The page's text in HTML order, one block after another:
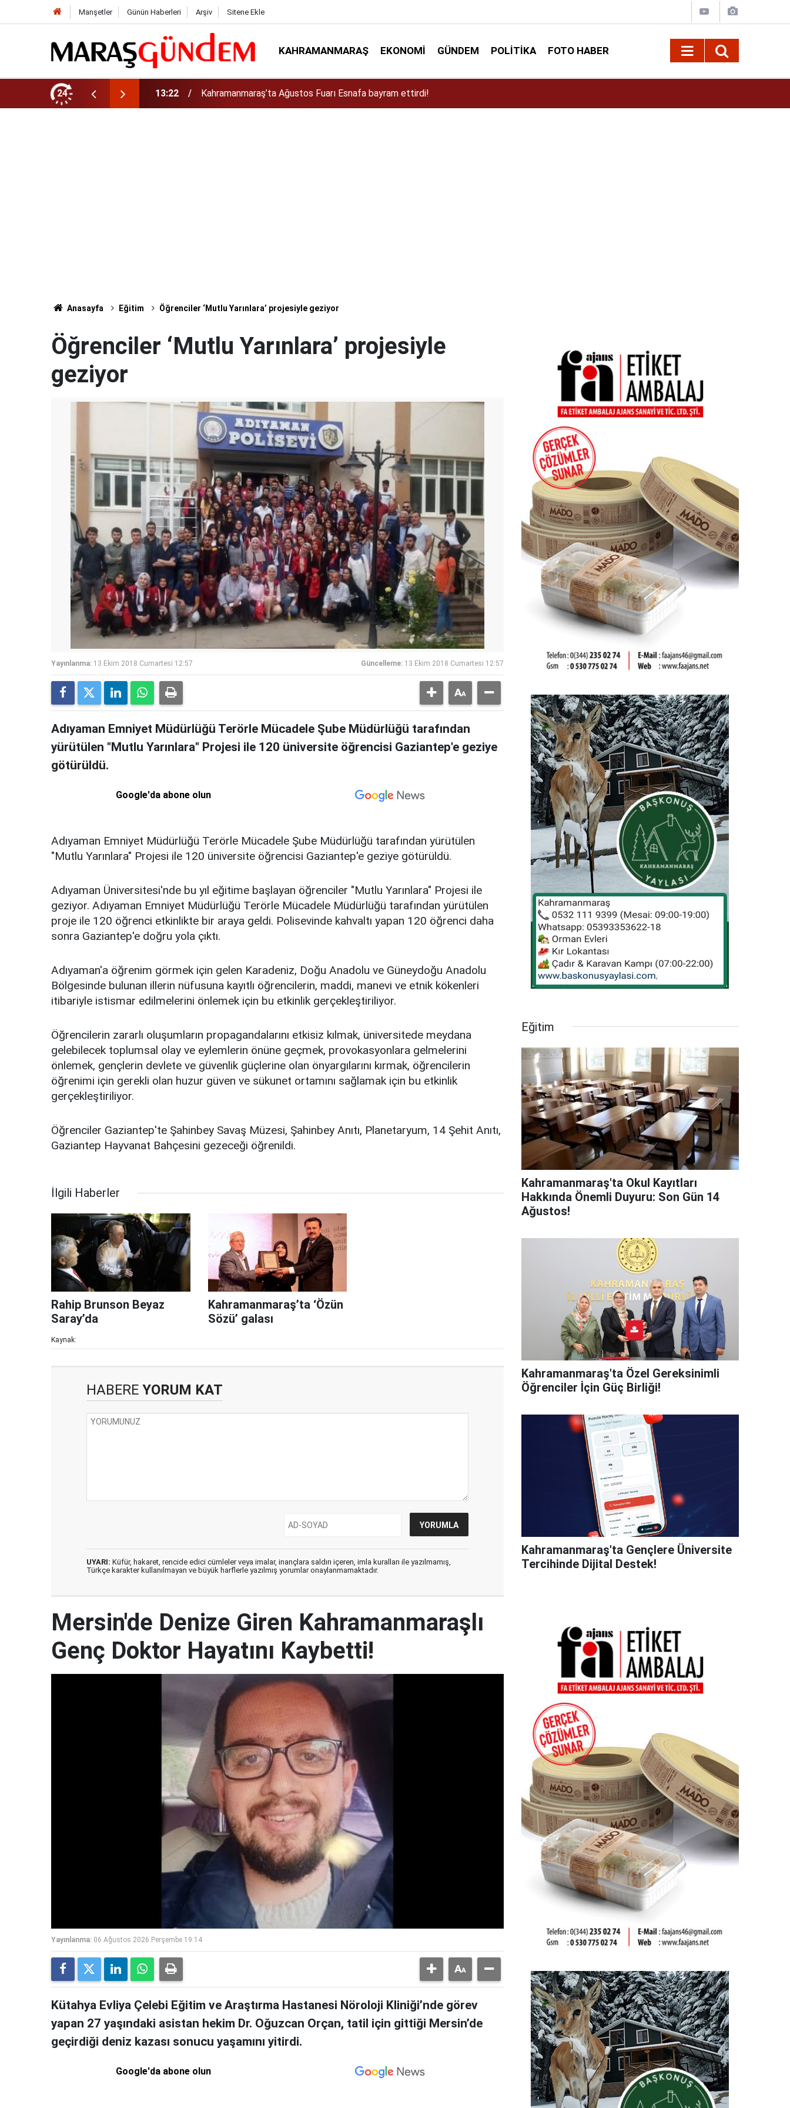
Manşetler Günün Haberleri Arşiv Sitene Ekle
KAHRAMANMARAŞ EKONOMI GÜNDEM POLITIKA FOTO HABER
24 13:17 Kahramanmaraş’ta Dulkadiroğlu Kırsalına 45 Milyonluk Yol Yatırımı!
Anasayfa Eğitim Öğrenciler ‘Mutlu Yarınlara’ projesiyle geziyor
Öğrenciler ‘Mutlu Yarınlara’ projesiyle
geziyor
Yayınlanma: 13 Ekim 2018 Cumartesi 12:57 Güncelleme: 13 Ekim 2018 Cumartesi 12:57
Adıyaman Emniyet Müdürlüğü Terörle Mücadele Şube Müdürlüğü tarafından
yürütülen "Mutlu Yarınlara" Projesi ile 120 üniversite öğrencisi Gaziantep'e geziye
götürüldü.
Google'da abone olun
Adıyaman Emniyet Müdürlüğü Terörle Mücadele Şube Müdürlüğü tarafından yürütülen
"Mutlu Yarınlara" Projesi ile 120 üniversite öğrencisi Gaziantep'e geziye götürüldü.
Adıyaman Üniversitesi'nde bu yıl eğitime başlayan öğrenciler "Mutlu Yarınlara" Projesi ile
geziyor. Adıyaman Emniyet Müdürlüğü Terörle Mücadele Müdürlüğü tarafından yürütülen
proje ile 120 öğrenci etkinlikte bir araya geldi. Polisevinde kahvaltı yapan 120 öğrenci daha
sonra Gaziantep'e doğru yola çıktı.
Adıyaman'a öğrenim görmek için gelen Karadeniz, Doğu Anadolu ve Güneydoğu Anadolu
Bölgesinde bulunan illerin nüfusuna kayıtlı öğrencilerin, maddi, manevi ve etnik kökenleri
itibariyle istismar edilmelerini önlemek için bu etkinlik gerçekleştiriliyor.
Öğrencilerin zararlı oluşumların propagandalarını etkisiz kılmak, üniversitede meydana
gelebilecek toplumsal olay ve eylemlerin önüne geçmek, provokasyonlara gelmelerini
önlemek, gençlerin devlete ve güvenlik güçlerine olan önyargılarını kırmak, öğrencilerin
öğrenimi için gerekli olan huzur güven ve sükunet ortamını sağlamak için bu etkinlik
gerçekleştiriliyor.
Öğrenciler Gaziantep'te Şahinbey Savaş Müzesi, Şahinbey Anıtı, Planetaryum, 14 Şehit Anıtı,
Gaziantep Hayvanat Bahçesini gezeceği öğrenildi.
İlgili Haberler
Rahip Brunson Beyaz
Saray’da
Kahramanmaraş’ta ‘Özün
Sözü’ galası
Kaynak:
HABERE YORUM KAT
UYARI: Küfür, hakaret, rencide edici cümleler veya imalar, inançlara saldırı içeren, imla kuralları ile yazılmamış,
Türkçe karakter kullanılmayan ve büyük harflerle yazılmış yorumlar onaylanmamaktadır.
Eğitim
Kahramanmaraş'ta Okul Kayıtları
Hakkında Önemli Duyuru: Son Gün 14
Ağustos!
Kahramanmaraş'ta Özel Gereksinimli
Öğrenciler İçin Güç Birliği!
Kahramanmaraş'ta Gençlere Üniversite
Tercihinde Dijital Destek!
Mersin'de Denize Giren Kahramanmaraşlı
Genç Doktor Hayatını Kaybetti!
Yayınlanma: 06 Ağustos 2026 Perşembe 19:14
Kütahya Evliya Çelebi Eğitim ve Araştırma Hastanesi Nöroloji Kliniği’nde görev
yapan 27 yaşındaki asistan hekim Dr. Oğuzcan Orçan, tatil için gittiği Mersin’de
geçirdiği deniz kazası sonucu yaşamını yitirdi.
Google'da abone olun